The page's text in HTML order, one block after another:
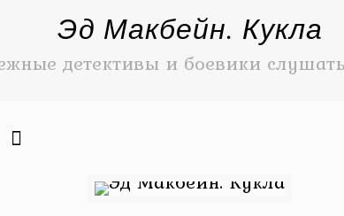
Эд Макбейн. Кукла
детективы и боевики